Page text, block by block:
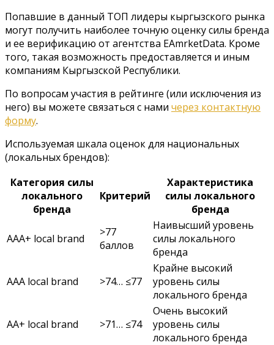
Попавшие в данный ТОП лидеры кыргызского рынка
могут получить наиболее точную оценку силы бренда
и ее верификацию от агентства EAmrketData. Кроме
того, такая возможность предоставляется и иным
компаниям Кыргызской Республики.
По вопросам участия в рейтинге (или исключения из
него) вы можете связаться с нами через контактную
форму.
Используемая шкала оценок для национальных
(локальных брендов):
Категория силы
локального
бренда
Критерий
Характеристика
силы локального
бренда
AAA+ local brand
>77
баллов
Наивысший уровень
силы локального
бренда
AAA local brand >74… ≤77
Крайне высокий
уровень силы
локального бренда
AA+ local brand >71… ≤74
Очень высокий
уровень силы
локального бренда